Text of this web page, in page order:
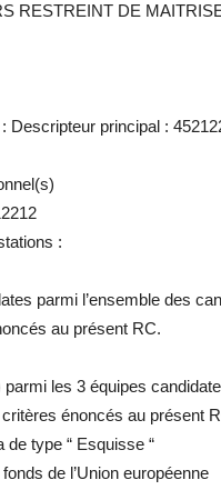
RESTREINT DE
Descripteur principal :
:
parmi l’ensemble des
au présent RC.
les 3 équipes
énoncés au présent
type “ Esquisse “
de l’Union européenne